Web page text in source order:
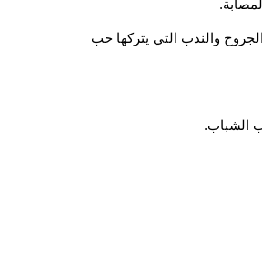
والندب التي يتركها حب